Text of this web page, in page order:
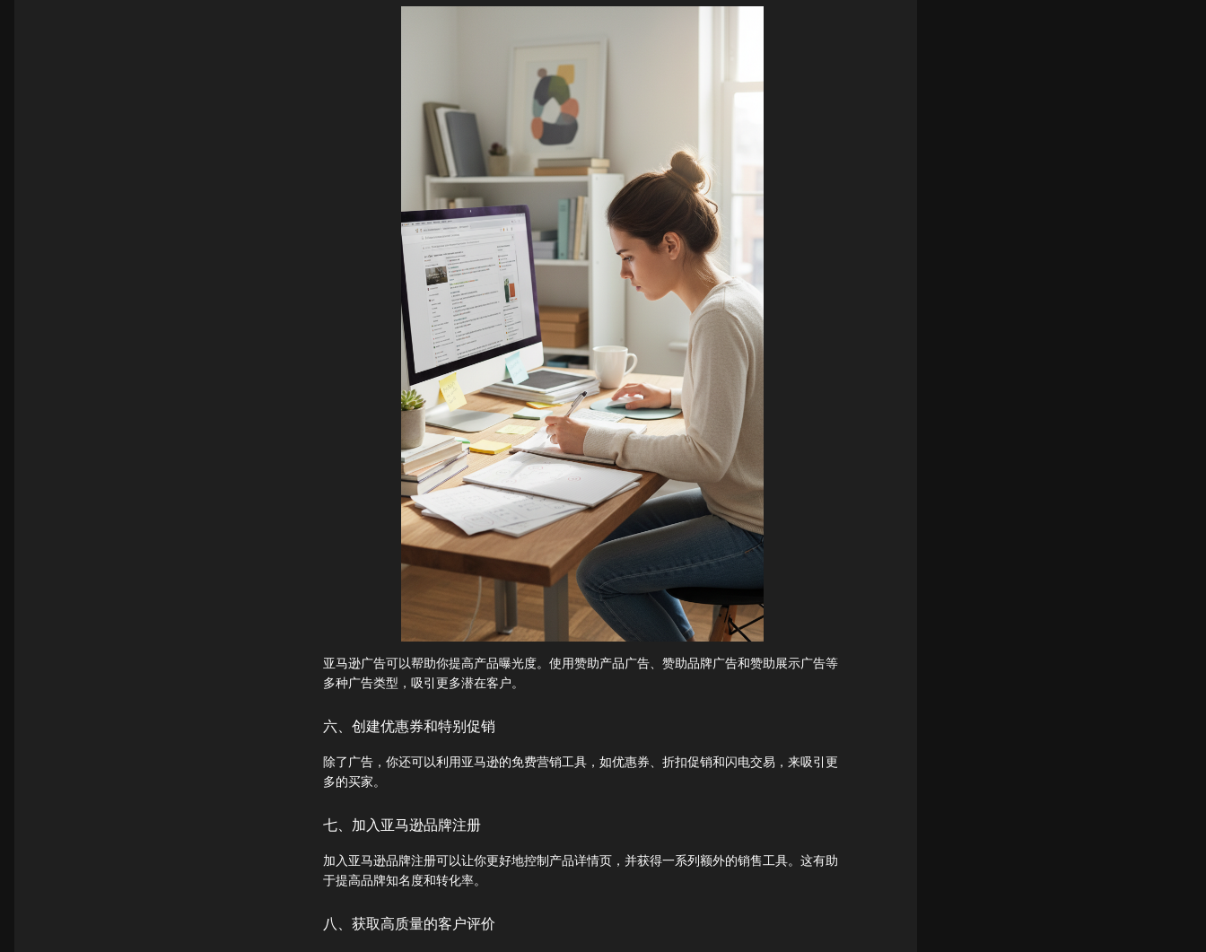
亚马逊广告可以帮助你提高产品曝光度。使用赞助产品广告、赞助品牌广告和赞助展示广告等
多种广告类型，吸引更多潜在客户。
六、创建优惠券和特别促销
除了广告，你还可以利用亚马逊的免费营销工具，如优惠券、折扣促销和闪电交易，来吸引更
多的买家。
七、加入亚马逊品牌注册
加入亚马逊品牌注册可以让你更好地控制产品详情页，并获得一系列额外的销售工具。这有助
于提高品牌知名度和转化率。
八、获取高质量的客户评价